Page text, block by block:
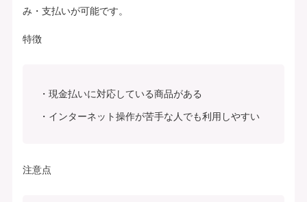
み・支払いが可能です。
特徴
現金払いに対応している商品がある
インターネット操作が苦手な人でも利用しやすい
注意点